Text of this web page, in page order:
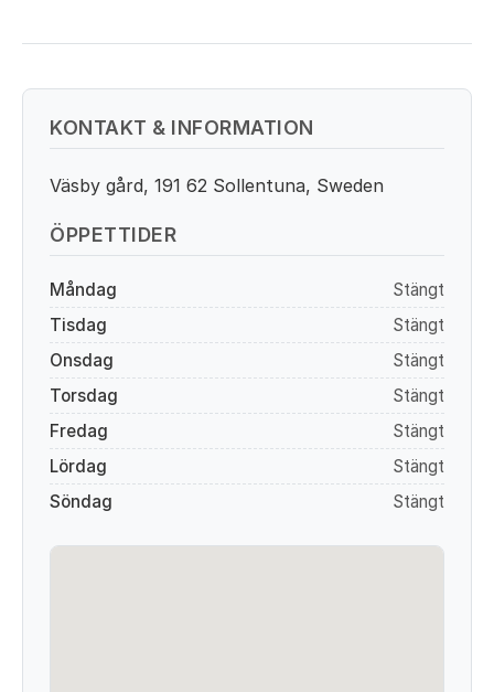
KONTAKT & INFORMATION
Väsby gård, 191 62 Sollentuna, Sweden
ÖPPETTIDER
Måndag
Stängt
Tisdag
Stängt
Onsdag
Stängt
Torsdag
Stängt
Fredag
Stängt
Lördag
Stängt
Söndag
Stängt